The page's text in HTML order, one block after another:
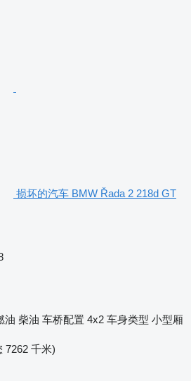
损坏的汽车 BMW Řada 2 218d GT
油 柴油 车桥配置 4x2 车身类型 小型厢
7262 千米)